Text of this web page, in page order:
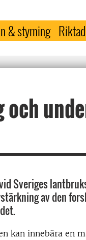
& styrning
Sveriges
av den
kan innebära en